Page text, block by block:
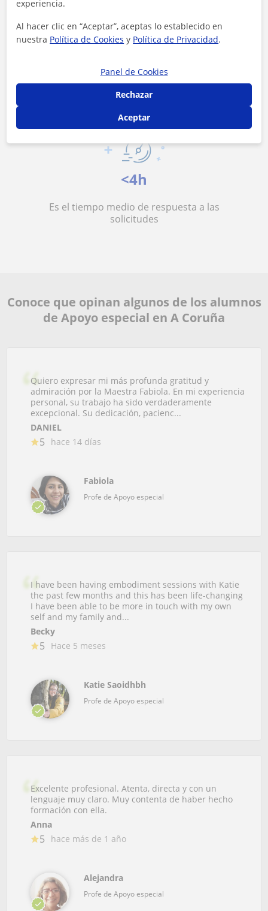
14 €/h
Es el precio medio de las clases de Apoyo
especial
<4h
Es el tiempo medio de respuesta a las
solicitudes
Conoce que opinan algunos de los alumnos
de Apoyo especial en A Coruña
Quiero expresar mi más profunda gratitud y
admiración por la Maestra Fabiola. En mi experiencia
personal, su trabajo ha sido verdaderamente
excepcional. Su dedicación, pacienc...
DANIEL
5 hace 14 días
Fabiola
Profe de Apoyo especial
I have been having embodiment sessions with Katie
the past few months and this has been life-changing
I have been able to be more in touch with my own
self and my family and...
Becky
5 Hace 5 meses
Katie Saoidhbh
Profe de Apoyo especial
Excelente profesional. Atenta, directa y con un
lenguaje muy claro. Muy contenta de haber hecho
formación con ella.
Anna
5 hace más de 1 año
Alejandra
Profe de Apoyo especial
experiencia.
Al hacer clic en “Aceptar”, aceptas lo establecido en
nuestra Política de Cookies y Política de Privacidad.
Panel de Cookies
Rechazar
Aceptar